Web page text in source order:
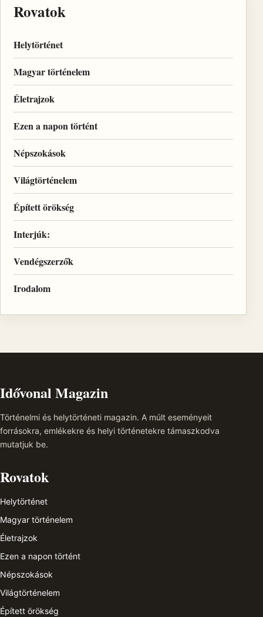
Rovatok
Helytörténet
Magyar történelem
Életrajzok
Ezen a napon történt
Népszokások
Világtörténelem
Épített örökség
Interjúk:
Vendégszerzők
Irodalom
Idővonal Magazin
Történelmi és helytörténeti magazin. A múlt eseményeit
forrásokra, emlékekre és helyi történetekre támaszkodva
mutatjuk be.
Rovatok
Helytörténet
Magyar történelem
Életrajzok
Ezen a napon történt
Népszokások
Világtörténelem
Épített örökség